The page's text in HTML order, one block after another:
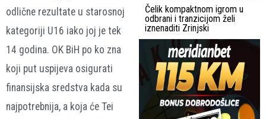
odlične rezultate u starosnoj
kategoriji U16 iako joj je tek
14 godina. OK BiH po ko zna
koji put uspijeva osigurati
finansijska sredstva kada su
najpotrebnija, a koja će Tei
Čelik kompaktnom igrom u
odbrani i tranzicijom želi
iznenaditi Zrinjski